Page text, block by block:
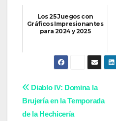
Los 25 Juegos con
Gráficos Impresionantes
para 2024 y 2025
Navegación
de
Diablo IV: Domina la
Brujería en la Temporada
de la Hechicería